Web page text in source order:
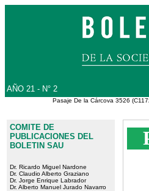
AÑO 21 - N° 2
Pasaje De la Cárcova 3526
COMITE DE
PUBLICACIONES DEL
BOLETIN SAU
Dr. Ricardo Miguel Nardone
Dr. Claudio Alberto Graziano
Dr. Jorge Enrique Labrador
Dr. Alberto Manuel Jurado Navarro